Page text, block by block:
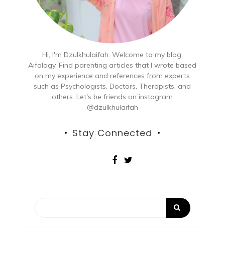
Hi, I'm Dzulkhulaifah. Welcome to my blog,
Aifalogy. Find parenting articles that I wrote based
on my experience and references from experts
such as Psychologists, Doctors, Therapists, and
others. Let's be friends on instagram
@dzulkhulaifah
Stay Connected